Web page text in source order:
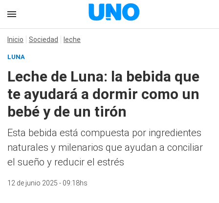
Inicio Sociedad leche
LUNA
Leche de Luna: la bebida que
te ayudará a dormir como un
bebé y de un tirón
Esta bebida está compuesta por ingredientes
naturales y milenarios que ayudan a conciliar
el sueño y reducir el estrés
12 de junio 2025 - 09:18hs